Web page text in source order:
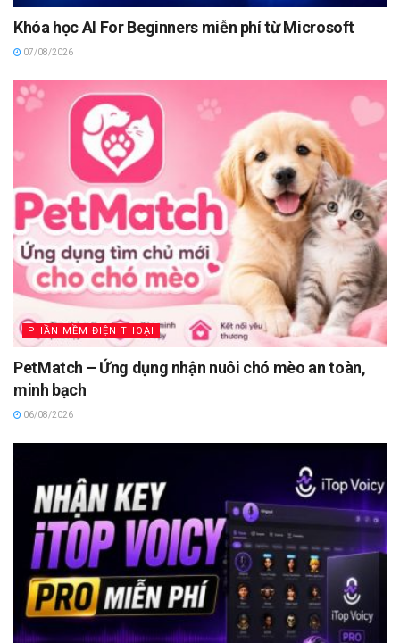
Khóa học AI For Beginners miễn phí từ Microsoft
07/08/2026
PHẦN MỀM ĐIỆN THOẠI
PetMatch – Ứng dụng nhận nuôi chó mèo an toàn,
minh bạch
06/08/2026